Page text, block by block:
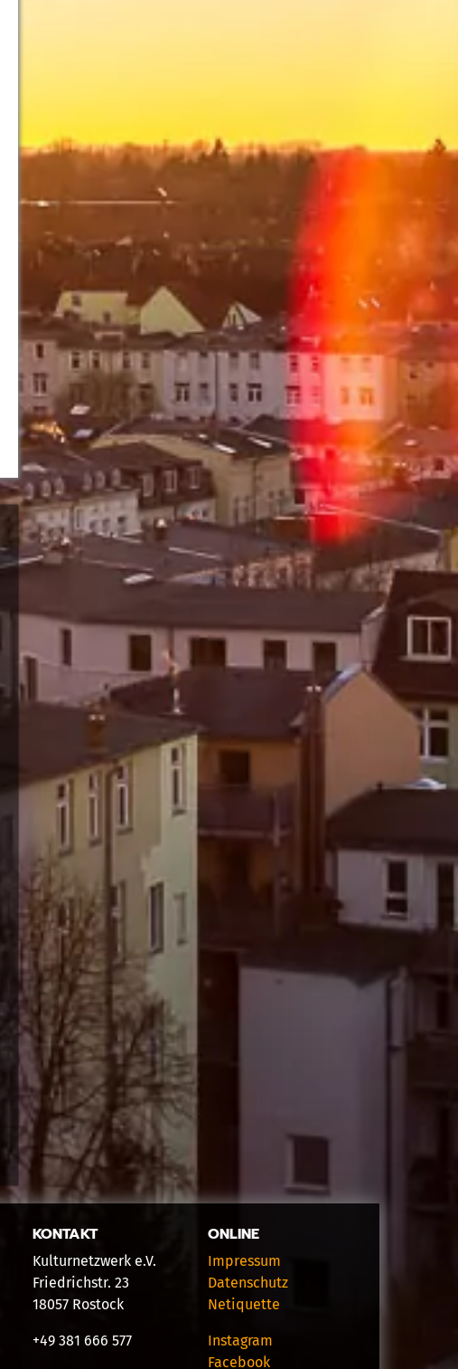
KONTAKT
Kulturnetzwerk e.V.
Friedrichstr. 23
18057 Rostock
+49 381 666 577
ONLINE
Impressum
Datenschutz
Netiquette
Instagram
Facebook